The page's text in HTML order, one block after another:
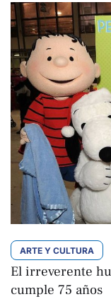
ARTE Y CULTURA
El irreverente
cumple 75 años